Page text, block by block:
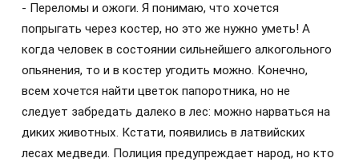
- Переломы и ожоги. Я понимаю, что хочется
попрыгать через костер, но это же нужно уметь! А
когда человек в состоянии сильнейшего алкогольного
опьянения, то и в костер угодить можно. Конечно,
всем хочется найти цветок папоротника, но не
следует забредать далеко в лес: можно нарваться на
диких животных. Кстати, появились в латвийских
лесах медведи. Полиция предупреждает народ, но кто